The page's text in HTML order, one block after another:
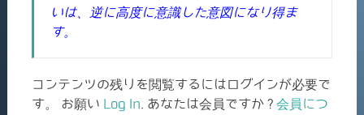
いは、逆に高度に意識した意図になり得ま
す。
コンテンツの残りを閲覧するにはログインが必要で
す。 お願い Log In . あなたは会員ですか ? 会員につ